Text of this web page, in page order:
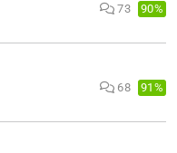
73 90%
68 91%